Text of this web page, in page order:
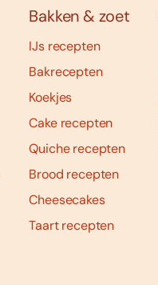
Bakken & zoet
IJs recepten
Bakrecepten
Koekjes
Cake recepten
Quiche recepten
Brood recepten
Cheesecakes
Taart recepten